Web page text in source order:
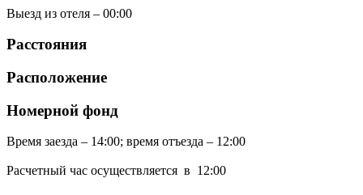
Выезд из отеля – 00:00
Расстояния
Расположение
Номерной фонд
Время заезда – 14:00; время отъезда – 12:00
Расчетный час осуществляется в 12:00